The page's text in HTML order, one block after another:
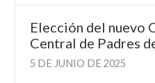
Elección del nuevo
Central de Padres
5 DE JUNIO DE 2025